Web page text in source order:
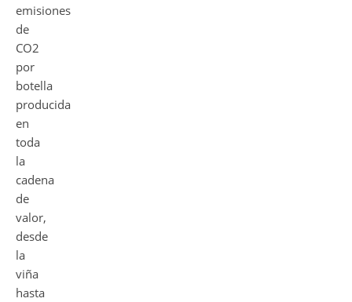
emisiones
de
CO2
por
botella
producida
en
toda
la
cadena
de
valor,
desde
la
viña
hasta